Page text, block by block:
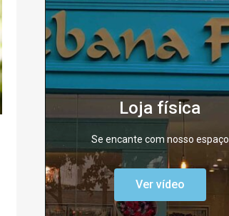
Loja física
Se encante com nosso espaço
Ver vídeo